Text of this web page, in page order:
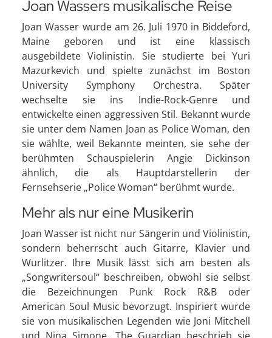
Joan Wassers musikalische Reise
Joan Wasser wurde am 26. Juli 1970 in Biddeford,
Maine geboren und ist eine klassisch
ausgebildete Violinistin. Sie studierte bei Yuri
Mazurkevich und spielte zunächst im Boston
University Symphony Orchestra. Später
wechselte sie ins Indie-Rock-Genre und
entwickelte einen aggressiven Stil. Bekannt wurde
sie unter dem Namen Joan as Police Woman, den
sie wählte, weil Bekannte meinten, sie sehe der
berühmten Schauspielerin Angie Dickinson
ähnlich, die als Hauptdarstellerin der
Fernsehserie „Police Woman“ berühmt wurde.
Mehr als nur eine Musikerin
Joan Wasser ist nicht nur Sängerin und Violinistin,
sondern beherrscht auch Gitarre, Klavier und
Wurlitzer. Ihre Musik lässt sich am besten als
„Songwritersoul“ beschreiben, obwohl sie selbst
die Bezeichnungen Punk Rock R&B oder
American Soul Music bevorzugt. Inspiriert wurde
sie von musikalischen Legenden wie Joni Mitchell